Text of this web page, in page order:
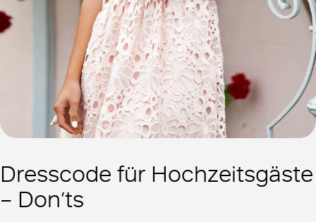
Dresscode für Hochzeitsgäste
– Don’ts